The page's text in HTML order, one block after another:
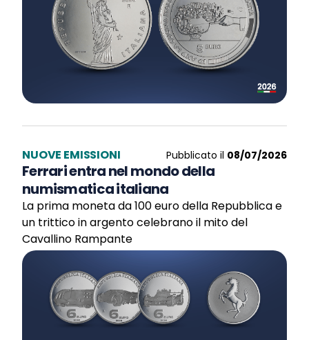
NUOVE EMISSIONI Pubblicato il 08/07/2026
Ferrari entra nel mondo della
numismatica italiana
La prima moneta da 100 euro della Repubblica e
un trittico in argento celebrano il mito del
Cavallino Rampante